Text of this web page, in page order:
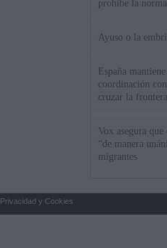
prohíbe la
Ayuso o la
España
coordinación
cruzar la
Vox asegura
“de manera
migrantes
Privacidad y Cookies